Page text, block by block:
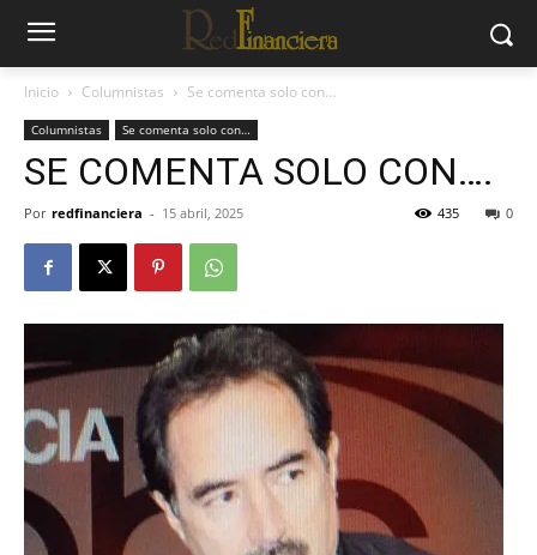
Inicio Columnistas Se comenta solo con…
Columnistas Se comenta solo con…
SE COMENTA SOLO CON….
Por redfinanciera - 15 abril, 2025 0
435